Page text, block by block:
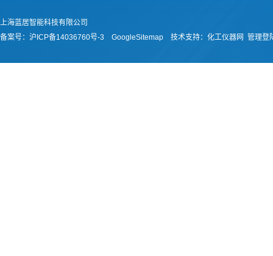
上海蓝居智能科技有限公司
备案号： 沪ICP备14036760号-3 GoogleSitemap 技术支持： 化工仪器网 管理登